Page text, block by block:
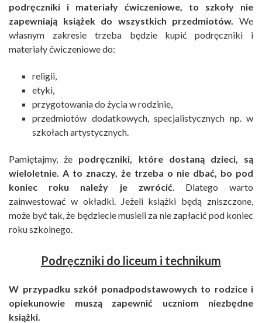
podręczniki i materiały ćwiczeniowe, to szkoły nie
zapewniają książek do wszystkich przedmiotów.
We
własnym zakresie trzeba będzie kupić podręczniki i
materiały ćwiczeniowe do:
religii,
etyki,
przygotowania do życia w rodzinie,
przedmiotów dodatkowych, specjalistycznych np. w
szkołach artystycznych.
Pamiętajmy, że podręczniki, które dostaną dzieci, są
wieloletnie. A to znaczy, że trzeba o nie dbać, bo pod
koniec roku należy je zwrócić . Dlatego warto
zainwestować w okładki. Jeżeli książki będą zniszczone,
może być tak, że będziecie musieli za nie zapłacić pod koniec
roku szkolnego.
Podręczniki do liceum i technikum
W przypadku szkół ponadpodstawowych to rodzice i
opiekunowie muszą zapewnić uczniom niezbędne
książki.